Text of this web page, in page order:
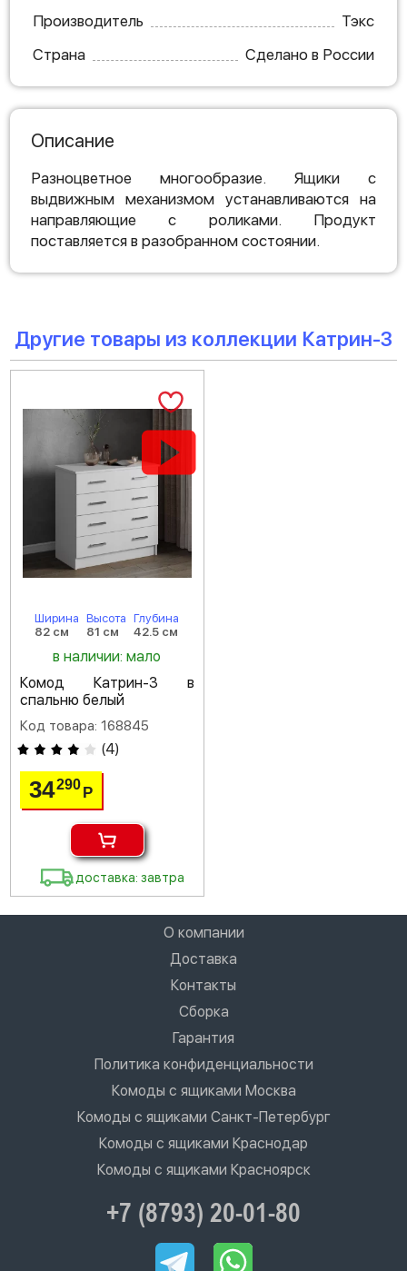
Производитель
Тэкс
Страна
Сделано в России
Описание
Разноцветное многообразие. Ящики с
выдвижным механизмом устанавливаются на
направляющие с роликами. Продукт
поставляется в разобранном состоянии.
Другие товары из коллекции Катрин-3
Ширина
82 см
Высота
81 см
Глубина
42.5 см
в наличии: мало
Комод Катрин-3 в
спальню белый
Код товара: 168845
(4)
34290Р
доставка: завтра
О компании
Доставка
Контакты
Сборка
Гарантия
Политика конфиденциальности
Комоды с ящиками Москва
Комоды с ящиками Санкт-Петербург
Комоды с ящиками Краснодар
Комоды с ящиками Красноярск
+7 (8793) 20-01-80